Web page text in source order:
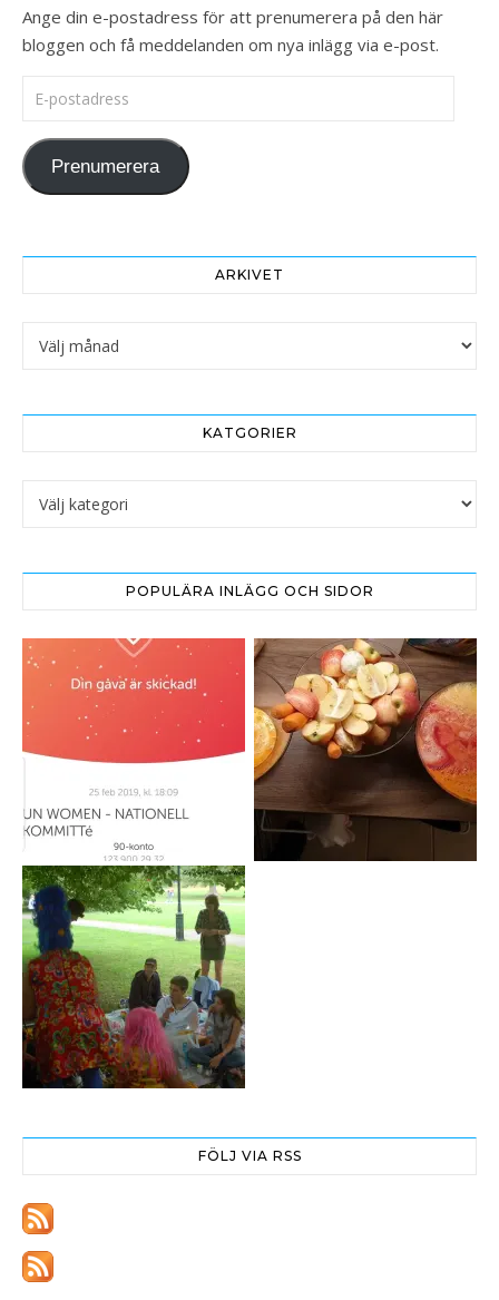
Ange din e-postadress för att prenumerera på den här
bloggen och få meddelanden om nya inlägg via e-post.
E-postadress
Prenumerera
ARKIVET
KATGORIER
POPULÄRA INLÄGG OCH SIDOR
FÖLJ VIA RSS